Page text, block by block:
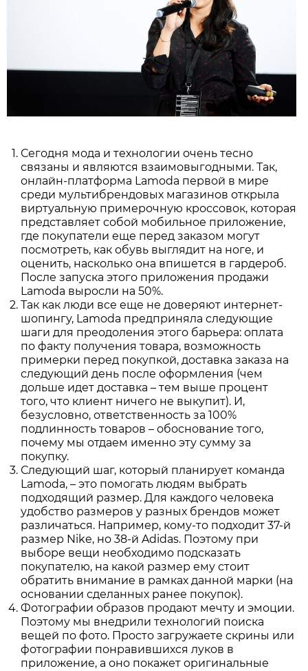
Сегодня мода и технологии очень тесно
связаны и являются взаимовыгодными. Так,
онлайн-платформа Lamoda первой в мире
среди мультибрендовых магазинов открыла
виртуальную примерочную кроссовок, которая
представляет собой мобильное приложение,
где покупатели еще перед заказом могут
посмотреть, как обувь выглядит на ноге, и
оценить, насколько она впишется в гардероб.
После запуска этого приложения продажи
Lamoda выросли на 50%.
Так как люди все еще не доверяют интернет-
шопингу, Lamoda предприняла следующие
шаги для преодоления этого барьера: оплата
по факту получения товара, возможность
примерки перед покупкой, доставка заказа на
следующий день после оформления (чем
дольше идет доставка – тем выше процент
того, что клиент ничего не выкупит). И,
безусловно, ответственность за 100%
подлинность товаров – обоснование того,
почему мы отдаем именно эту сумму за
покупку.
Следующий шаг, который планирует команда
Lamoda, – это помогать людям выбрать
подходящий размер. Для каждого человека
удобство размеров у разных брендов может
различаться. Например, кому-то подходит 37-й
размер Nike, но 38-й Adidas. Поэтому при
выборе вещи необходимо подсказать
покупателю, на какой размер ему стоит
обратить внимание в рамках данной марки (на
основании сделанных ранее покупок).
Фотографии образов продают мечту и эмоции.
Поэтому мы внедрили технологий поиска
вещей по фото. Просто загружаете скрины или
фотографии понравившихся луков в
приложение, а оно покажет оригинальные